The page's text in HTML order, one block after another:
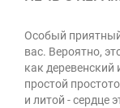
Особый
вас. Вероятно,
как деревенский
простой
и литой - сердце